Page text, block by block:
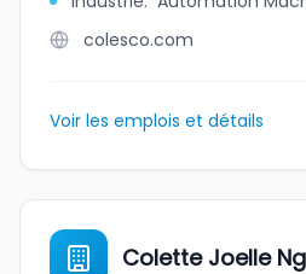
colesco.com
Voir les emplois et détails
Colette Joelle